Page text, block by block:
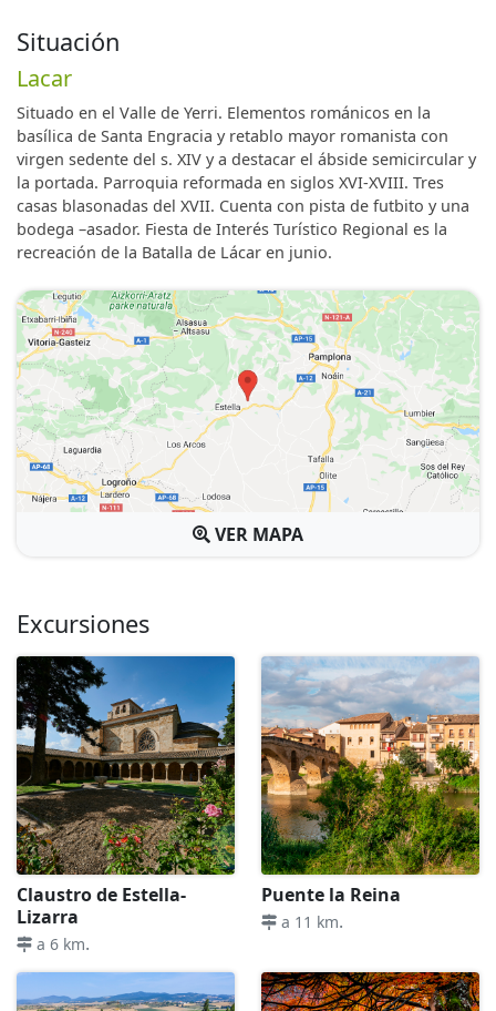
Situación
Lacar
Situado en el Valle de Yerri. Elementos románicos en la
basílica de Santa Engracia y retablo mayor romanista con
virgen sedente del s. XIV y a destacar el ábside semicircular y
la portada. Parroquia reformada en siglos XVI-XVIII. Tres
casas blasonadas del XVII. Cuenta con pista de futbito y una
bodega –asador. Fiesta de Interés Turístico Regional es la
recreación de la Batalla de Lácar en junio.
VER MAPA
Excursiones
Claustro de Estella-
Lizarra
a 6 km.
Puente la Reina
a 11 km.